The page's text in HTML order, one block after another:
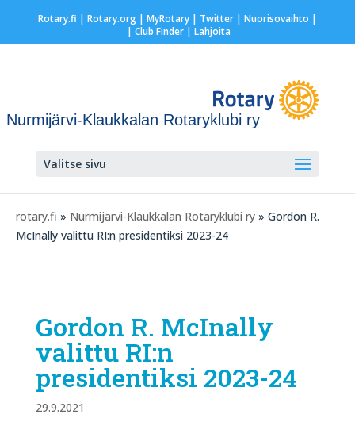
Rotary.fi | Rotary.org| MyRotary| Twitter| Nuorisovaihto |
| Club Finder| Lahjoita
Nurmijärvi-Klaukkalan Rotaryklubi ry
Valitse sivu
rotary.fi » Nurmijärvi-Klaukkalan Rotaryklubi ry » Gordon R.
McInally valittu RI:n presidentiksi 2023-24
Gordon R. McInally
valittu RI:n
presidentiksi 2023-24
29.9.2021